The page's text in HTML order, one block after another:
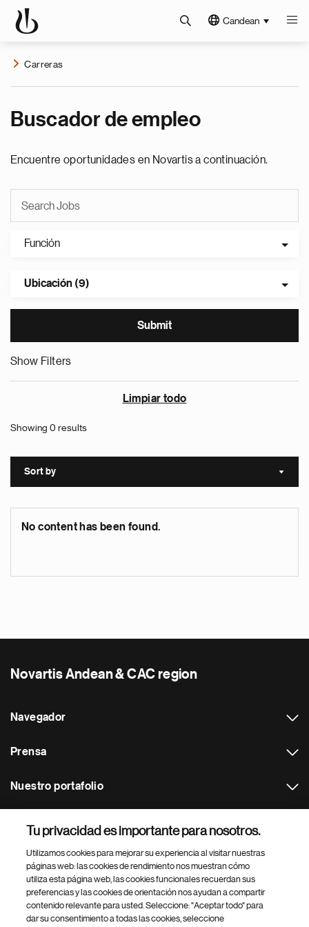
Candean
Carreras
Buscador de empleo
Encuentre oportunidades en Novartis a continuación.
Función
Ubicación (9)
Show Filters
Limpiar todo
Showing 0 results
Sort by Sort
No content has been found.
Novartis Andean & CAC region
Navegador
Prensa
Nuestro portafolio
Footer Site Search
Tu privacidad es importante para nosotros.
Utilizamos cookies para mejorar su experiencia al visitar nuestras
páginas web: las cookies de rendimiento nos muestran cómo
utiliza esta página web, las cookies funcionales recuerdan sus
preferencias y las cookies de orientación nos ayudan a compartir
contenido relevante para usted. Seleccione: "Aceptar todo" para
dar su consentimiento a todas las cookies, seleccione